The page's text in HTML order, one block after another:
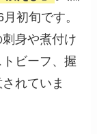
初旬です。
身や煮付け
ビーフ、握
れていま